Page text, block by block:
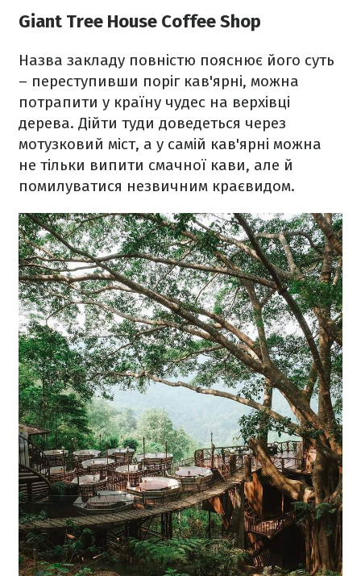
Giant Tree House Coffee Shop
Назва закладу повністю пояснює його суть
– переступивши поріг кав'ярні, можна
потрапити у країну чудес на верхівці
дерева. Дійти туди доведеться через
мотузковий міст, а у самій кав'ярні можна
не тільки випити смачної кави, але й
помилуватися незвичним краєвидом.